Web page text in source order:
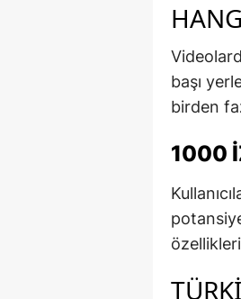
başı
birden
1000